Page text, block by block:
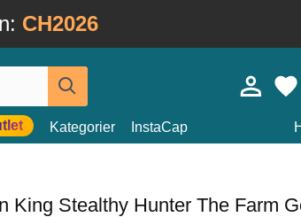
CH2026
Kategorier InstaCap
King Stealthy Hunter The Farm